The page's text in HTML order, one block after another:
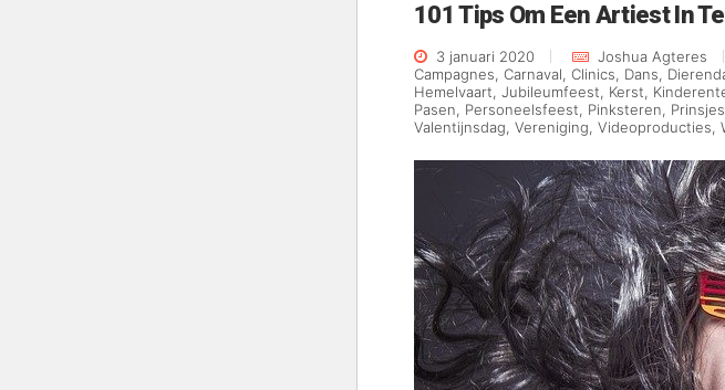
101 Tips Om Een Artiest In
3 januari 2020 Joshua Agteres
Campagnes, Carnaval, Clinics, Dans,
Hemelvaart, Jubileumfeest, Kerst,
Pasen, Personeelsfeest, Pinksteren,
Valentijnsdag, Vereniging, Videoproducties,